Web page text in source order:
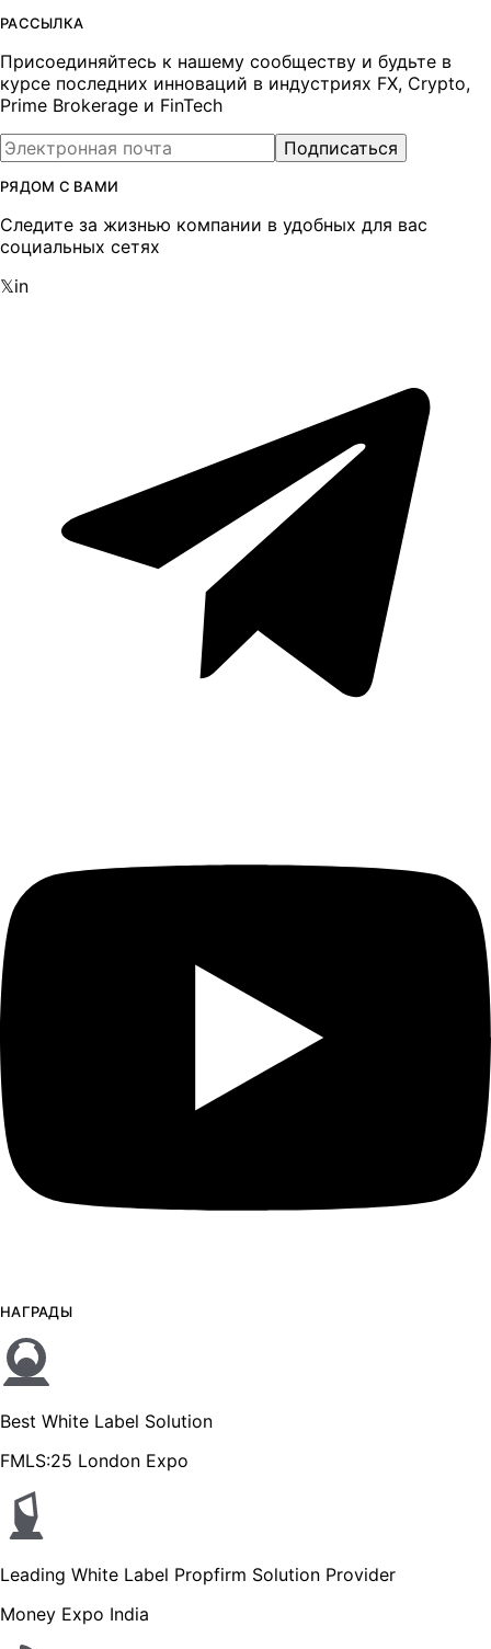
РАССЫЛКА
Присоединяйтесь к нашему сообществу и будьте в
курсе последних инноваций в индустриях FX, Crypto,
Prime Brokerage и FinTech
Подписаться
РЯДОМ С ВАМИ
Следите за жизнью компании в удобных для вас
социальных сетях
𝕏in
НАГРАДЫ
Best White Label Solution
FMLS:25 London Expo
Leading White Label Propfirm Solution Provider
Money Expo India